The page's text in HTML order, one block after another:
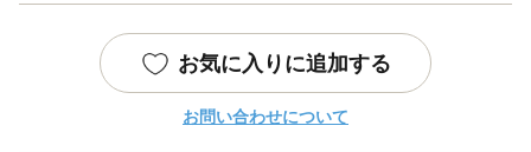
お気に入りに追加する
お問い合わせについて